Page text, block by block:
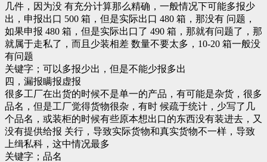
几件，因为没 有充分计算那么精确，一般情况下可能多报少
出，申报出口 500 箱，但是实际出口 480 箱，那没有 问题，
如果申报 480 箱，但是实际出口了 490 箱，那就有问题了，那
就属于走私了，而且少装相差 数量不要太多，10-20 箱一般没
有问题
关键字；可以多报少出，但是不能少报多出
四，漏报瞒报虚报
很多工厂在出货的时候不是单一的产品，有可能是杂货，很多
品名，但是工厂觉得货物很杂，有时 候疏于统计，少写了几
个品名，或装柜的时候有些原本想出口的东西没有装进去，又
没有提供给报 关行，导致实际货物和真实货物不一样，导致
上缉私科，这中情况最多
关键字；品名